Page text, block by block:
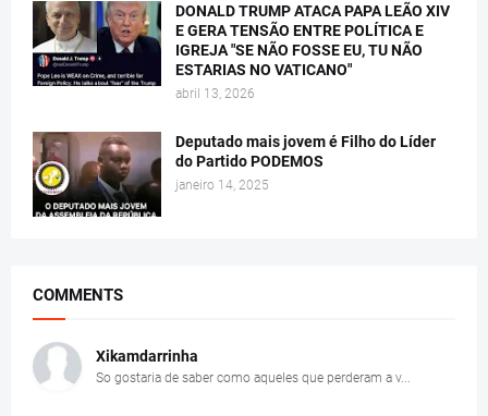
DONALD TRUMP ATACA PAPA LEÃO XIV
E GERA TENSÃO ENTRE POLÍTICA E
IGREJA "SE NÃO FOSSE EU, TU NÃO
ESTARIAS NO VATICANO"
abril 13, 2026
Deputado mais jovem é Filho do Líder
do Partido PODEMOS
janeiro 14, 2025
COMMENTS
Xikamdarrinha
So gostaria de saber como aqueles que perderam a v...